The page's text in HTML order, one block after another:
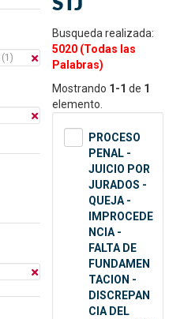
(1)
Busqueda realizada:
5020 (Todas las
Palabras)
Mostrando 1-1 de 1
elemento.
PROCESO
PENAL -
JUICIO POR
JURADOS -
QUEJA -
IMPROCEDE
NCIA -
FALTA DE
FUNDAMEN
TACION -
DISCREPAN
CIA DEL